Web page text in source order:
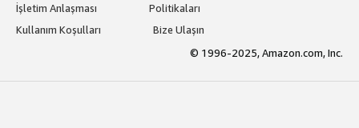
İşletim Anlaşması
Politikaları
Kullanım Koşulları
Bize Ulaşın
© 1996-2025, Amazon.com, Inc.